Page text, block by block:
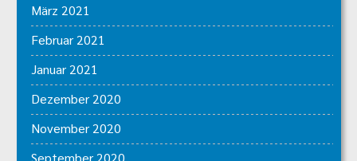
März 2021
Februar 2021
Januar 2021
Dezember 2020
November 2020
September 2020